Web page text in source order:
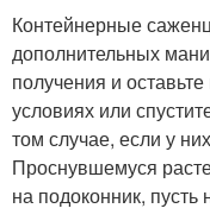
Контейнерные
дополнительных
получения и
условиях или
том случае, если у
Проснувшемуся
на подоконник, пусть